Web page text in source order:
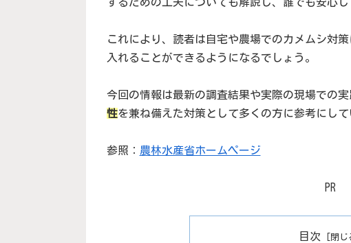
これにより、読者は自宅や農場でのカメムシ対
入れることができるようになるでしょう。
今回の情報は最新の調査結果や実際の現場での実
性を兼ね備えた対策として多くの方に参考にして
参照： 農林水産省ホームページ
PR
目次